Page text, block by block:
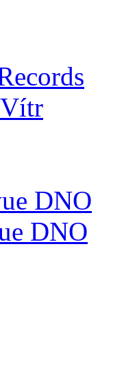
DNO
DNO